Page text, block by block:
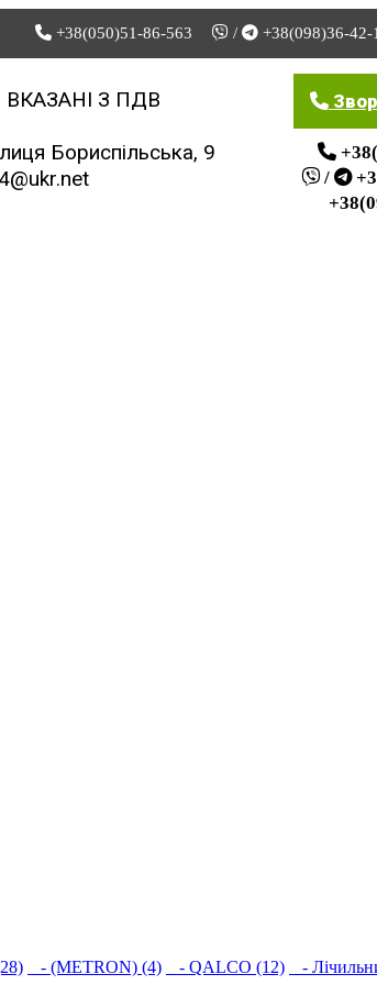
+38(050)51-86-563 / +38(098)36-42-
ВКАЗАНІ З ПДВ
Бориспільська, 9
/
- (METRON) (4) - QALCO (12) -